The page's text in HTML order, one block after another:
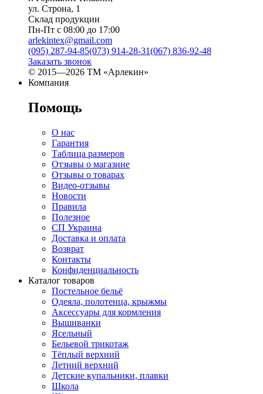
ул. Строна, 1
Склад продукции
Пн-Пт с 08:00 до 17:00
arlekintex@gmail.com
(095) 287-94-85(073) 914-28-31(067) 836-92-48
Заказать звонок
© 2015—2026 ТМ «Арлекин»
Компания
Помощь
О нас
Гарантия
Таблица размеров
Отзывы о магазине
Отзывы о товарах
Видео-отзывы
Новости
Правила
Полезное
СП Украина
Доставка и оплата
Возврат
Контакты
Конфиденциальность
Каталог товаров
Постельное бельё
Одеяла, полотенца, крыжмы
Аксессуары для кормления
Вышиванки
Ясельный
Бельевой трикотаж
Тёплый верхний
Летний верхний
Детские купальники, плавки
Школа